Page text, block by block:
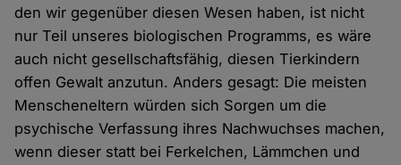
den wir gegenüber diesen Wesen haben, ist nicht
nur Teil unseres biologischen Programms, es wäre
auch nicht gesellschaftsfähig, diesen Tierkindern
offen Gewalt anzutun. Anders gesagt: Die meisten
Menscheneltern würden sich Sorgen um die
psychische Verfassung ihres Nachwuchses machen,
wenn dieser statt bei Ferkelchen, Lämmchen und